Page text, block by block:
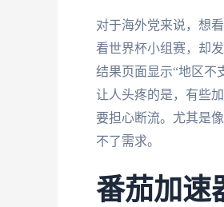
对于海外党来说，想
看世界杯小组赛，却
结果页面显示“地区不
让人头疼的是，有些
要担心断流。尤其是
不了需求。
番茄加速